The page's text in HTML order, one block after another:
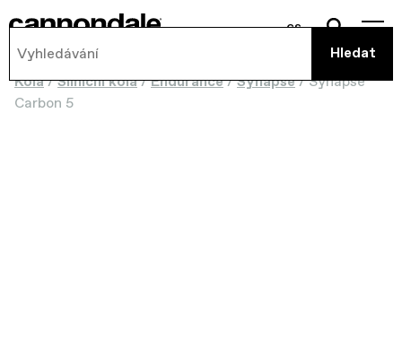
cs
Kola/Silniční kola/Endurance/Synapse/Synapse
Carbon 5